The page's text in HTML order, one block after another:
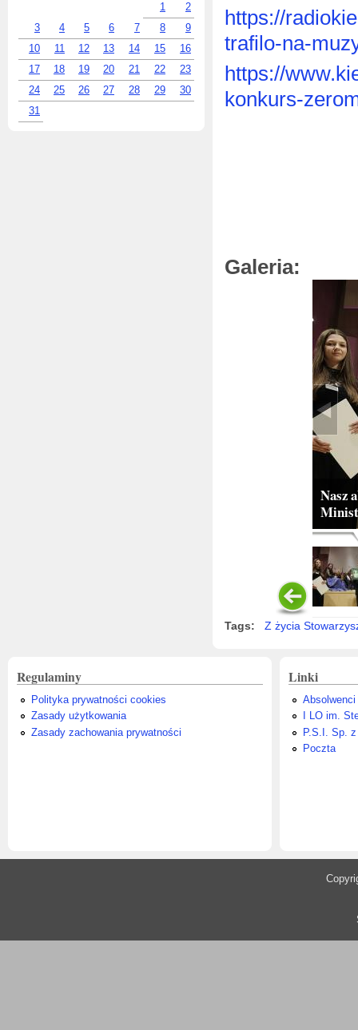
1
2
3
4 5 6 7 8
9
10
11 12 13 14 15
16
17
18 19 20 21 22
23
24
25 26 27 28 29
30
31
https://
trafilo-na-
https://
konkurs-
Galeria:
Nasz
Tags: Z życia
Regulaminy
Polityka prywatności cookies
Zasady użytkowania
Zasady zachowania prywatności
Linki
Absolwenci
I LO im.
P.S.I. Sp.
Poczta